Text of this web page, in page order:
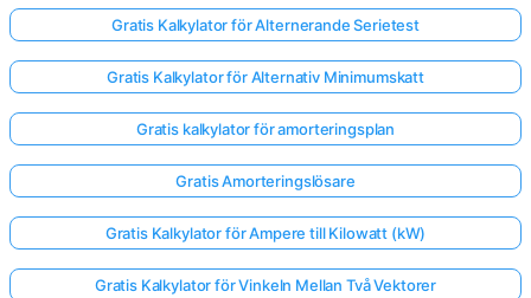
Gratis Kalkylator för Alternerande Serietest
Gratis Kalkylator för Alternativ Minimumskatt
Gratis kalkylator för amorteringsplan
Gratis Amorteringslösare
Gratis Kalkylator för Ampere till Kilowatt (kW)
Gratis Kalkylator för Vinkeln Mellan Två Vektorer